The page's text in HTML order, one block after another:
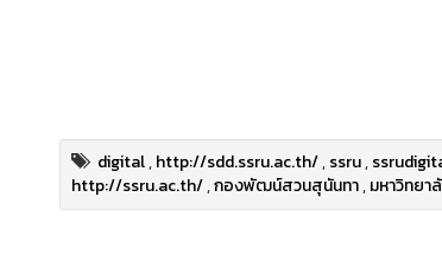
digital,http://sdd.ssru.ac.th/,ssru,
http://ssru.ac.th/,กองพัฒน์สวนสุนันทา,มหาวิทยา